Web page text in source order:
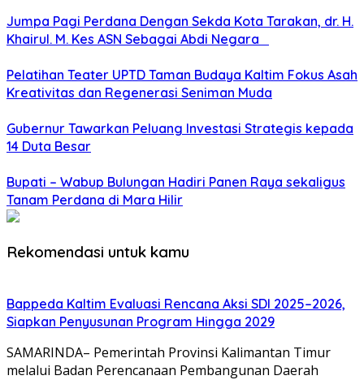
Jumpa Pagi Perdana Dengan Sekda Kota Tarakan, dr. H.
Khairul. M. Kes ASN Sebagai Abdi Negara
Pelatihan Teater UPTD Taman Budaya Kaltim Fokus Asah
Kreativitas dan Regenerasi Seniman Muda
Gubernur Tawarkan Peluang Investasi Strategis kepada
14 Duta Besar
Bupati – Wabup Bulungan Hadiri Panen Raya sekaligus
Tanam Perdana di Mara Hilir
Rekomendasi untuk kamu
Bappeda Kaltim Evaluasi Rencana Aksi SDI 2025–2026,
Siapkan Penyusunan Program Hingga 2029
SAMARINDA– Pemerintah Provinsi Kalimantan Timur
melalui Badan Perencanaan Pembangunan Daerah